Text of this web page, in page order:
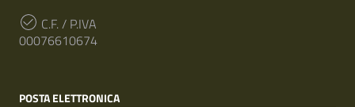
C.F. / P.IVA
00076610674
POSTA ELETTRONICA